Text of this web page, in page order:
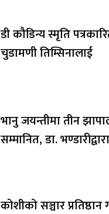
डी कौडिन्य स्मृति
चुडामणी तिम्सिनालाई
भानु जयन्तीमा तीन
सम्मानित, डा.
कोशीको सञ्चार